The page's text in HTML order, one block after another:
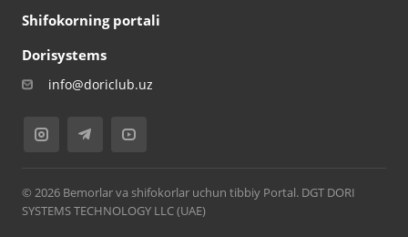
Shifokorning portali
Dorisystems
info@doriclub.uz
© 2026 Bemorlar va shifokorlar uchun tibbiy Portal. DGT DORI
SYSTEMS TECHNOLOGY LLC (UAE)